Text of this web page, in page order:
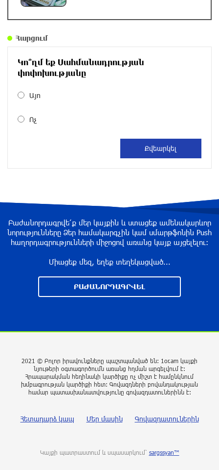
Romeo»-ն և «Opel»-ը. կա վիրավոր
Արժևորվում է Շիրակի երգիծական
բանահյուսությունը
7 ժամ առաջ
Հայաստանի բնակչության թիվը շուրջ 7
հազարով ավելացել է
Իսրայելի ՊԲ-ն հարձակվել է Լիբանանում
«Հըզբոլլահ»-ի հրամանատարական կետերի և
տրանսֆերի վերաբերյալ
8 ժամ առաջ
պայթյունից
Հարցում
Կո՞ղմ եք Սահմանադրության
փոփոխությանը
Այո
Ոչ
Բաժանորդագրվե՛ք մեր կայքին և ստացեք ամենակարևոր
նորությունները Ձեր համակարգչին կամ սմարթֆոնին Push
հաղորդագրությունների միջոցով առանց կայք այցելելու։
Միացեք մեզ, եղեք տեղեկացված...
ԲԱԺԱՆՈՐԴԱԳՐՎԵԼ
2021 © Բոլոր իրավունքները պաշտպանված են: 1or.am կայքի
նյութերի օգտագործումն առանց հղման արգելվում է:
Հրապարակման հեղինակի կարծիքը ոչ միշտ է համընկնում
խմբագրության կարծիքի հետ: Գովազդների բովանդակության
համար պատասխանատվությունը գովազդատուներինն է:
Հետադարձ կապ Մեր մասին Գովազդատուներին
Կայքի պատրաստում և սպասարկում՝ sargssyan™